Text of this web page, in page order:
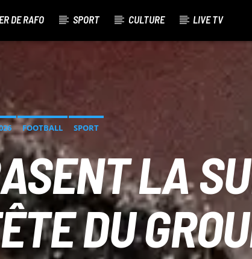
DE RAFO SPORT CULTURE LIVE TV
FOOTBALL SPORT
LA
DU